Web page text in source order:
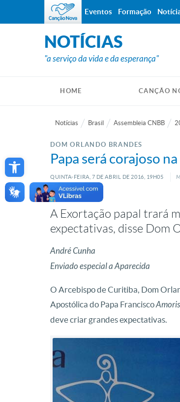
Open toolbar
NOTÍCIAS
"a serviço da vida e da esperança"
HOME CANÇÃO
Notícias Brasil Assembleia CNBB
DOM ORLANDO BRANDES
Papa será corajoso
QUINTA-FEIRA, 7 DE ABRIL DE 2016, 19H05
A Exortação papal trará
expectativas, disse Dom
André Cunha
Enviado especial a Aparecida
O Arcebispo de Curitiba, Dom
Apostólica do Papa Francisco
deve criar grandes expectativas.
Eventos Formação